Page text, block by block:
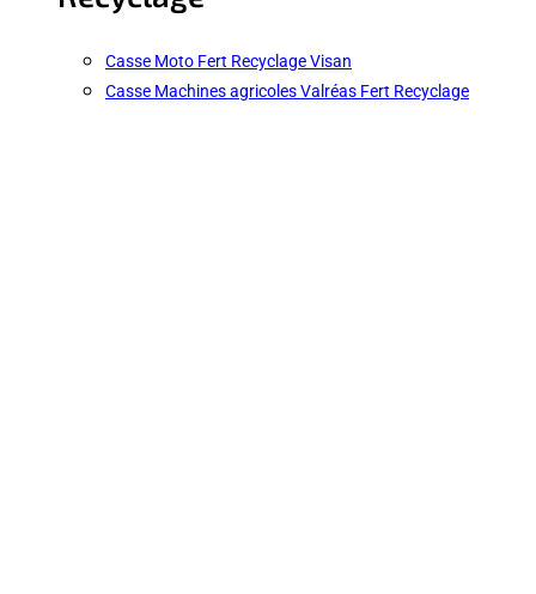
Casse Moto Fert Recyclage Visan
Casse Machines agricoles Valréas Fert Recyclage